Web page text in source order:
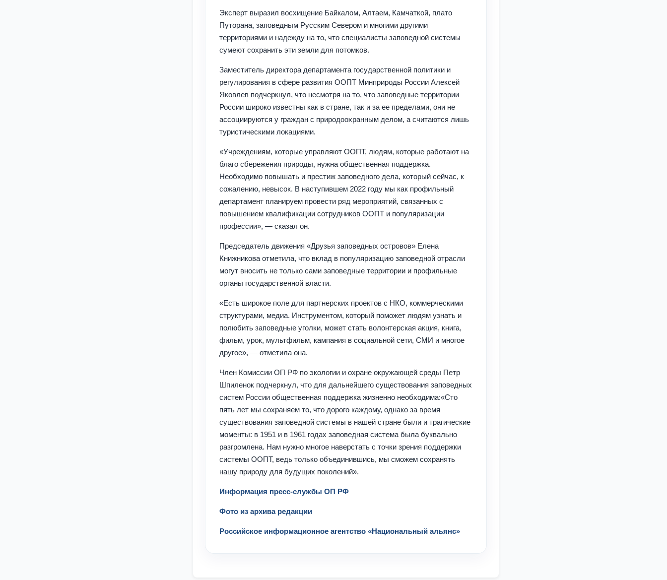
Эксперт выразил восхищение Байкалом, Алтаем, Камчаткой, плато
Путорана, заповедным Русским Севером и многими другими
территориями и надежду на то, что специалисты заповедной системы
сумеют сохранить эти земли для потомков.
Заместитель директора департамента государственной политики и
регулирования в сфере развития ООПТ Минприроды России Алексей
Яковлев подчеркнул, что несмотря на то, что заповедные территории
России широко известны как в стране, так и за ее пределами, они не
ассоциируются у граждан с природоохранным делом, а считаются лишь
туристическими локациями.
«Учреждениям, которые управляют ООПТ, людям, которые работают на
благо сбережения природы, нужна общественная поддержка.
Необходимо повышать и престиж заповедного дела, который сейчас, к
сожалению, невысок. В наступившем 2022 году мы как профильный
департамент планируем провести ряд мероприятий, связанных с
повышением квалификации сотрудников ООПТ и популяризации
профессии», — сказал он.
Председатель движения «Друзья заповедных островов» Елена
Книжникова отметила, что вклад в популяризацию заповедной отрасли
могут вносить не только сами заповедные территории и профильные
органы государственной власти.
«Есть широкое поле для партнерских проектов с НКО, коммерческими
структурами, медиа. Инструментом, который поможет людям узнать и
полюбить заповедные уголки, может стать волонтерская акция, книга,
фильм, урок, мультфильм, кампания в социальной сети, СМИ и многое
другое», — отметила она.
Член Комиссии ОП РФ по экологии и охране окружающей среды Петр
Шпиленок подчеркнул, что для дальнейшего существования заповедных
систем России общественная поддержка жизненно необходима:«Сто
пять лет мы сохраняем то, что дорого каждому, однако за время
существования заповедной системы в нашей стране были и трагические
моменты: в 1951 и в 1961 годах заповедная система была буквально
разгромлена. Нам нужно многое наверстать с точки зрения поддержки
системы ООПТ, ведь только объединившись, мы сможем сохранять
нашу природу для будущих поколений».
Информация пресс-службы ОП РФ
Фото из архива редакции
Российское информационное агентство «Национальный альянс»